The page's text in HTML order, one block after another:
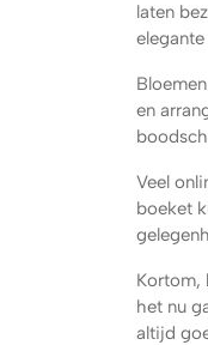
laten
en
Veel
boeket
Kortom,
het nu
altijd